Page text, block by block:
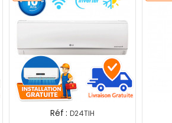
Réf : D24TIH